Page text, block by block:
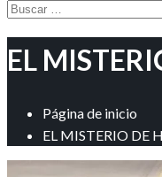
Buscar:
EL
Página de inicio
EL MISTERIO DE